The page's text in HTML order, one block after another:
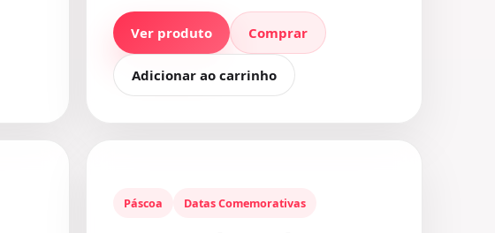
Ver produto Comprar
Adicionar ao carrinho
Páscoa Datas Comemorativas